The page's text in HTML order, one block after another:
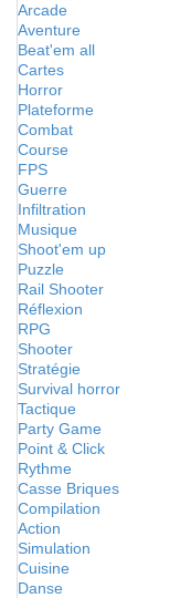
Arcade
Aventure
Beat'em all
Cartes
Horror
Plateforme
Combat
Course
FPS
Guerre
Infiltration
Musique
Shoot'em up
Puzzle
Rail Shooter
Réflexion
RPG
Shooter
Stratégie
Survival horror
Tactique
Party Game
Point & Click
Rythme
Casse Briques
Compilation
Action
Simulation
Cuisine
Danse